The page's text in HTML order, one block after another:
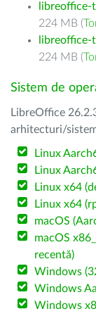
libreoffice-
224 MB (
libreoffice-
224 MB (
Sistem de
LibreOffice
arhitecturi/
Linux
Linux
Linux x64
Linux x64
macOS
macOS
recentă)
Windows
Windows
Windows